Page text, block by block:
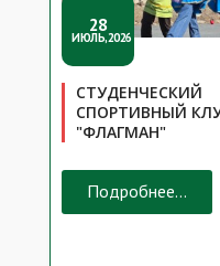
28
ИЮЛЬ,2026
СТУДЕНЧЕСКИЙ
СПОРТИВНЫЙ
"ФЛАГМАН"
Подробнее...